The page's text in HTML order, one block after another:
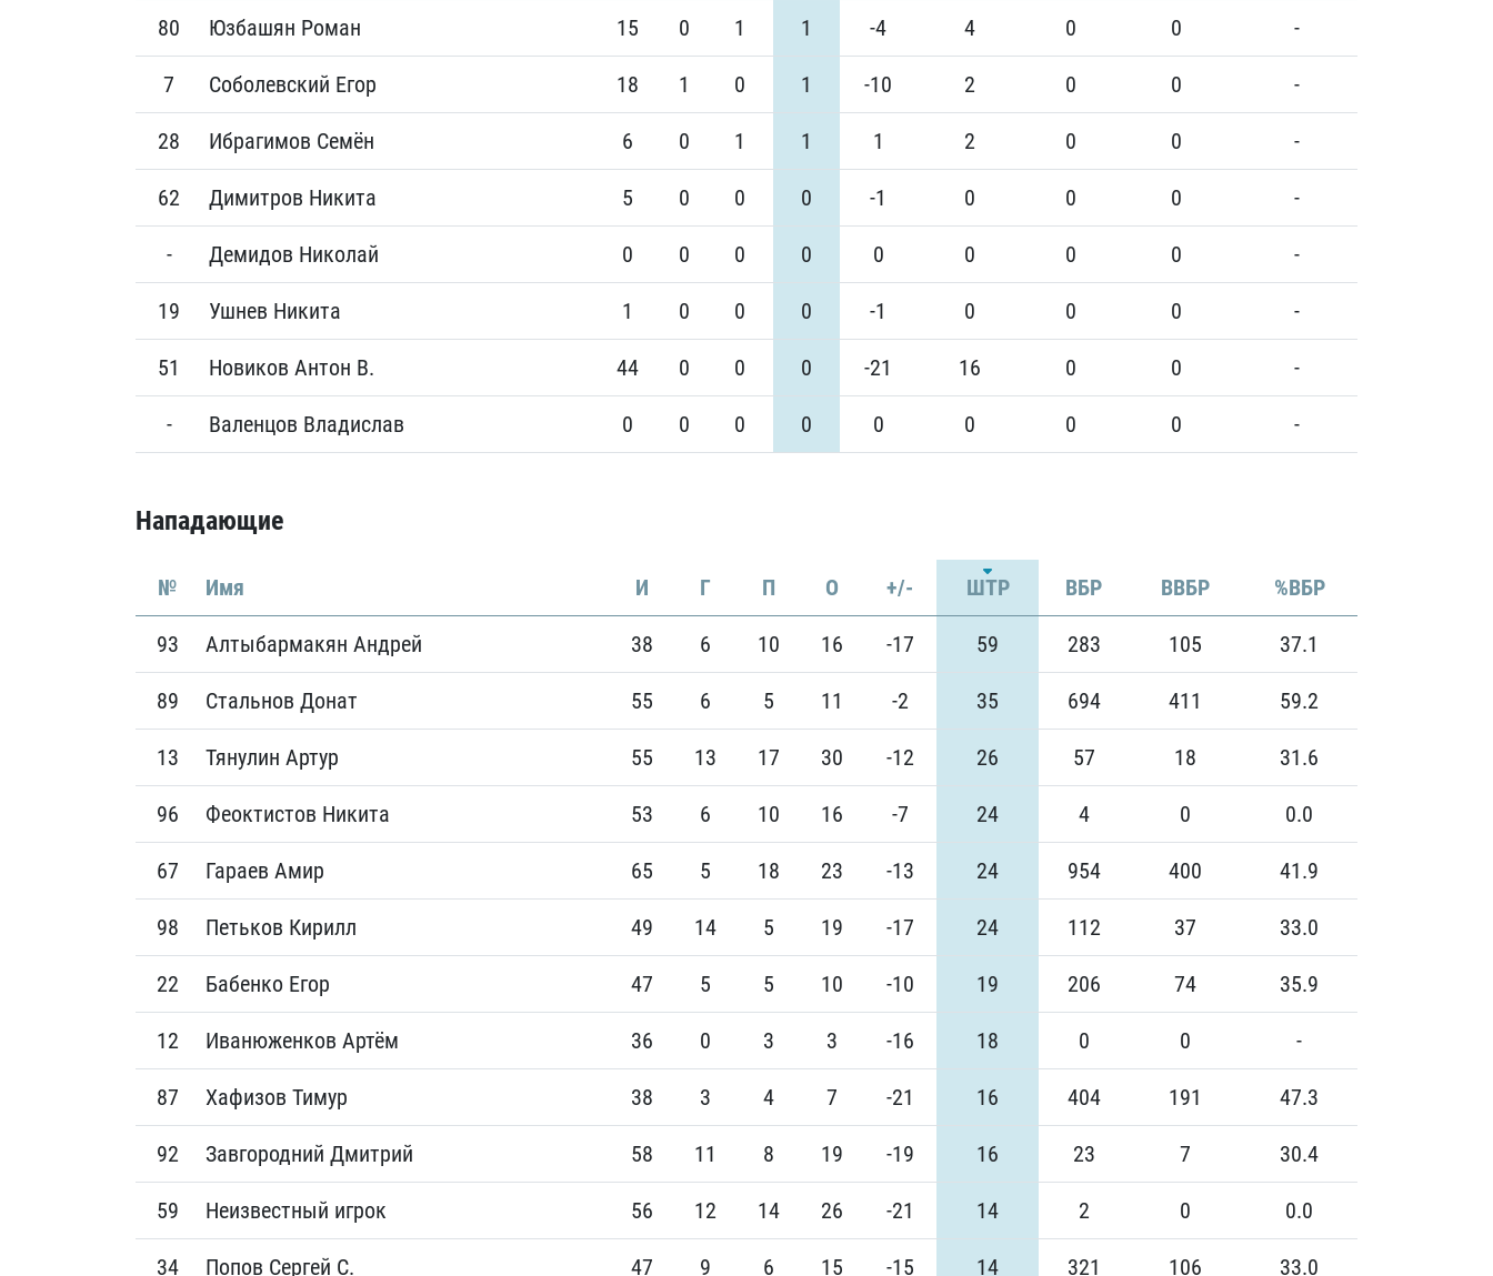
80 Юзбашян Роман 15 0 1 1 -4 4 0 0 -
7 Соболевский Егор 18 1 0 1 -10 2 0 0 -
28 Ибрагимов Семён 6 0 1 1 1 2 0 0 -
62 Димитров Никита 5 0 0 0 -1 0 0 0 -
- Демидов Николай 0 0 0 0 0 0 0 0 -
19 Ушнев Никита 1 0 0 0 -1 0 0 0 -
51 Новиков Антон В. 44 0 0 0 -21 16 0 0 -
- Валенцов Владислав 0 0 0 0 0 0 0 0 -
Нападающие
№ Имя И Г П О +/- ШТР ВБР ВВБР %ВБР
93 Алтыбармакян Андрей 38 6 10 16 -17 59 283 105 37.1
89 Стальнов Донат 55 6 5 11 -2 35 694 411 59.2
13 Тянулин Артур 55 13 17 30 -12 26 57 18 31.6
96 Феоктистов Никита 53 6 10 16 -7 24 4 0 0.0
67 Гараев Амир 65 5 18 23 -13 24 954 400 41.9
98 Петьков Кирилл 49 14 5 19 -17 24 112 37 33.0
22 Бабенко Егор 47 5 5 10 -10 19 206 74 35.9
12 Иванюженков Артём 36 0 3 3 -16 18 0 0 -
87 Хафизов Тимур 38 3 4 7 -21 16 404 191 47.3
92 Завгородний Дмитрий 58 11 8 19 -19 16 23 7 30.4
59 Неизвестный игрок 56 12 14 26 -21 14 2 0 0.0
34 Попов Сергей С. 47 9 6 15 -15 14 321 106 33.0